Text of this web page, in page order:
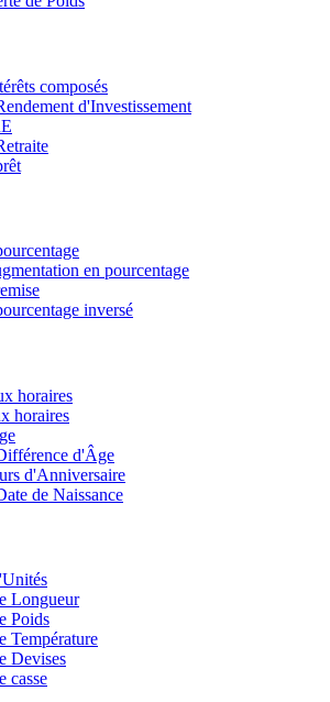
composés
d'Investissement
en pourcentage
inversé
horaires
horaires
d'Âge
d'Anniversaire
de Naissance
Longueur
Poids
Température
Devises
casse